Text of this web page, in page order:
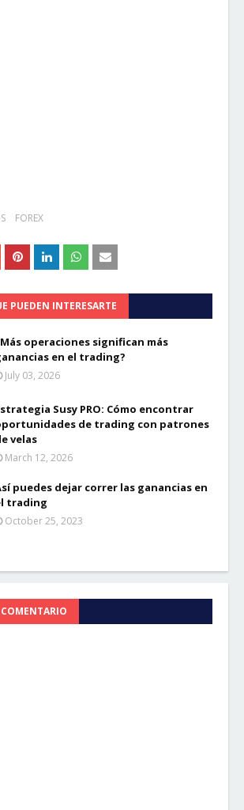
FOREX
PUEDEN INTERESARTE
operaciones significan más
en el trading?
July 03, 2026
Susy PRO: Cómo encontrar
de trading con patrones
velas
March 12, 2026
puedes dejar correr las ganancias en
trading
October 25, 2023